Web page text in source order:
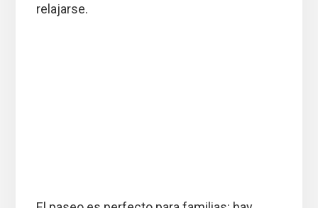
relajarse.